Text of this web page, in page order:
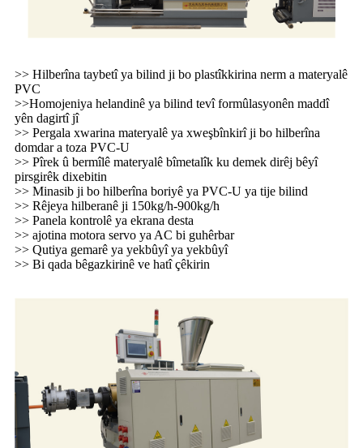
>> Hilberîna taybetî ya bilind ji bo plastîkkirina nerm a materyalê
PVC
>>Homojeniya helandinê ya bilind tevî formûlasyonên maddî
yên dagirtî jî
>> Pergala xwarina materyalê ya xweşbînkirî ji bo hilberîna
domdar a toza PVC-U
>> Pîrek û bermîlê materyalê bîmetalîk ku demek dirêj bêyî
pirsgirêk dixebitin
>> Minasib ji bo hilberîna boriyê ya PVC-U ya tije bilind
>> Rêjeya hilberanê ji 150kg/h-900kg/h
>> Panela kontrolê ya ekrana desta
>> ajotina motora servo ya AC bi guhêrbar
>> Qutiya gemarê ya yekbûyî ya yekbûyî
>> Bi qada bêgazkirinê ve hatî çêkirin